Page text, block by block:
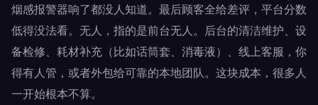
烟感报警器响了都没人知道。最后顾客全给差评，平台分数
低得没法看。无人，指的是前台无人。后台的清洁维护、设
备检修、耗材补充（比如话筒套、消毒液）、线上客服，你
得有人管，或者外包给可靠的本地团队。这块成本，很多人
一开始根本不算。